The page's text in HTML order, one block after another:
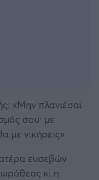
«Μην πλανιέσαι
σου· με
με νικήσεις»
ευσεβών
κι η